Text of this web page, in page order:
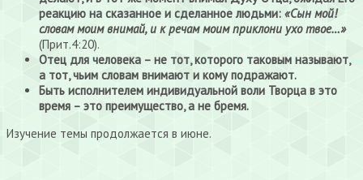
реакцию на сказанное и сделанное людьми: «Сын мой!
словам моим внимай, и к речам моим приклони ухо твое…»
(Прит.4:20).
Отец для человека – не тот, которого таковым называют,
а тот, чьим словам внимают и кому подражают.
Быть исполнителем индивидуальной воли Творца в это
время – это преимущество, а не бремя.
Изучение темы продолжается в июне.